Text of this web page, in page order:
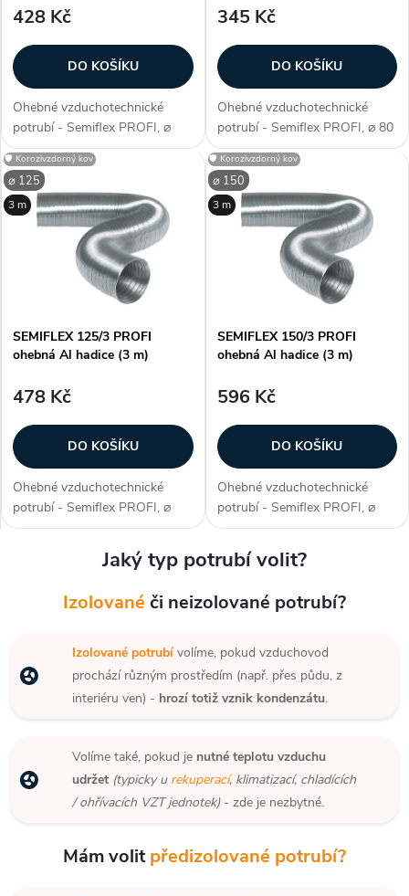
428 Kč
DO KOŠÍKU
Ohebné vzduchotechnické
potrubí - Semiflex PROFI, ⌀
100 mm (průměr potrubí),
tloušťka 0,12 mm, špičkové
provedení a vysoká mechanická
odolnost, materiál AI fólie,
balení 3 m...
345 Kč
DO KOŠÍKU
Ohebné vzduchotechnické
potrubí - Semiflex PROFI, ⌀ 80
mm (průměr potrubí), tloušťka
0,12 mm, špičkové provedení a
vysoká mechanická odolnost,
materiál AI fólie, balení 3 m
(při...
⌀ 125
🛡️ Korozivzdorný kov
3 m
SEMIFLEX 125/3 PROFI
ohebná Al hadice (3 m)
478 Kč
DO KOŠÍKU
Ohebné vzduchotechnické
potrubí - Semiflex PROFI, ⌀
125 mm (průměr potrubí),
tloušťka 0,12 mm, špičkové
provedení a vysoká mechanická
balení 3 m...
⌀ 150
🛡️ Korozivzdorný kov
3 m
SEMIFLEX 150/3 PROFI
ohebná Al hadice (3 m)
596 Kč
DO KOŠÍKU
Ohebné vzduchotechnické
potrubí - Semiflex PROFI, ⌀
150 mm (průměr potrubí),
tloušťka 0,12 mm, špičkové
provedení a vysoká mechanická
balení 3 m...
Jaký typ potrubí volit?
Izolované či neizolované potrubí?
Izolované potrubívolíme, pokud vzduchovod
prochází různým prostředím (např. přes půdu, z
interiéru ven) - hrozí totiž vznik kondenzátu.
Volíme také, pokud je nutné teplotu vzduchu
udržet (typicky u rekuperací, klimatizací, chladících
/ ohřívacích VZT jednotek)- zde je nezbytné.
Mám volitpředizolované potrubí?